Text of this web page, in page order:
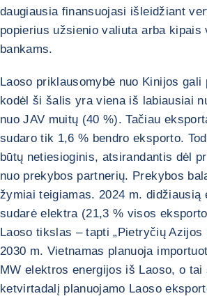
daugiausia finansuojasi išleidžiant
popierius užsienio valiuta arba kipais
bankams.
Laoso priklausomybė nuo Kinijos gali
kodėl ši šalis yra viena iš labiausiai
nuo JAV muitų (40 %). Tačiau
sudaro tik 1,6 % bendro eksporto.
būtų netiesioginis, atsirandantis dėl
nuo prekybos partnerių. Prekybos
žymiai teigiamas. 2024 m. didžiausią
sudarė elektra (21,3 % visos
Laoso tikslas – tapti „Pietryčių Azijos
2030 m. Vietnamas planuoja
MW elektros energijos iš Laoso, o tai
ketvirtadalį planuojamo Laoso